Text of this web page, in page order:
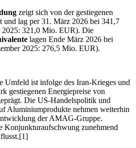
zeigt sich von der gestiegenen
und lag per 31. März 2026 bei 341,7
321,0 Mio. EUR). Die
lagen Ende März 2026 bei
2025: 276,5 Mio. EUR).
Umfeld ist infolge des Iran-Krieges und
gestiegenen Energiepreise von
Die US-Handelspolitik und
Aluminiumprodukte nehmen weiterhin
der AMAG-Gruppe.
Konjunkturaufschwung zunehmend